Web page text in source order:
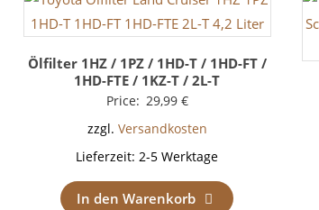
Ölfilter 1HZ / 1PZ / 1HD-T / 1HD-FT /
1HD-FTE / 1KZ-T / 2L-T
Price: 29,99 €
zzgl. Versandkosten
Lieferzeit:2-5 Werktage
In den Warenkorb